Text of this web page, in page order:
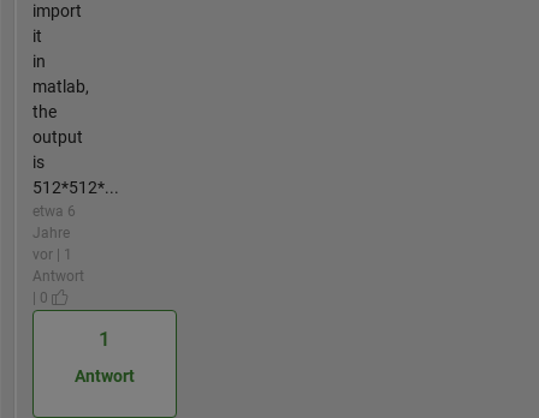
import
it
in
matlab,
the
output
is
512*512*...
etwa 6
Jahre
vor | 1
Antwort
| 0
1
Antwort